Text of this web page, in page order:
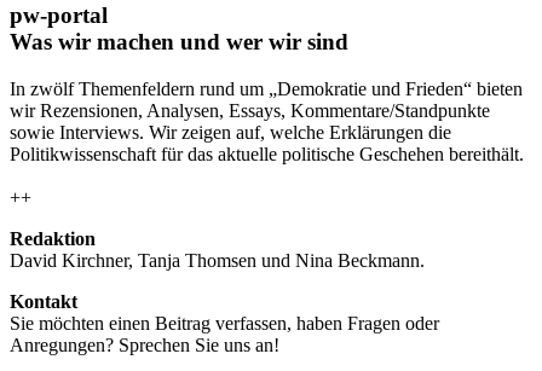
pw-portal
Was wir machen und wer wir sind
In zwölf Themenfeldern rund um „Demokratie und Frieden“ bieten
wir Rezensionen, Analysen, Essays, Kommentare/Standpunkte
sowie Interviews. Wir zeigen auf, welche Erklärungen die
Politikwissenschaft für das aktuelle politische Geschehen bereithält.
++
Redaktion
David Kirchner, Tanja Thomsen und Nina Beckmann.
Kontakt
Sie möchten einen Beitrag verfassen, haben Fragen oder
Anregungen? Sprechen Sie uns an!